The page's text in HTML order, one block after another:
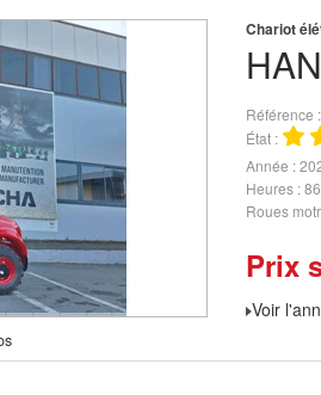
Chariot
Référence
État
Année
Heures
Roues
Prix
Voir